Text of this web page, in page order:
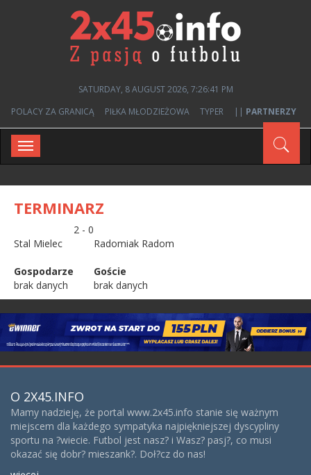
SATURDAY, 8 AUGUST 2026, 7:26:41 PM
POLACY ZA GRANICĄ
PIŁKA MŁODZIEŻOWA TYPER || PARTNERZY
Toggle
navigation
TERMINARZ
2 - 0
Stal Mielec
Radomiak Radom
Gospodarze
brak danych
Goście
brak danych
O 2X45.INFO
Mamy nadzieję, że portal www.2x45.info stanie się ważnym
miejscem dla każdego sympatyka najpiękniejszej dyscypliny
sportu na ?wiecie. Futbol jest nasz? i Wasz? pasj?, co musi
okazać się dobr? mieszank?. Doł?cz do nas!